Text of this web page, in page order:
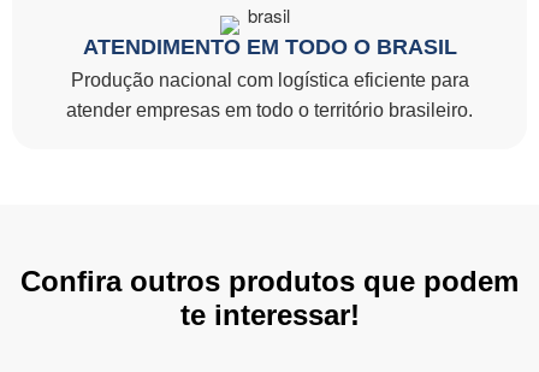
ATENDIMENTO EM TODO O BRASIL
Produção nacional com logística eficiente para
atender empresas em todo o território brasileiro.
Confira outros produtos que podem
te interessar!